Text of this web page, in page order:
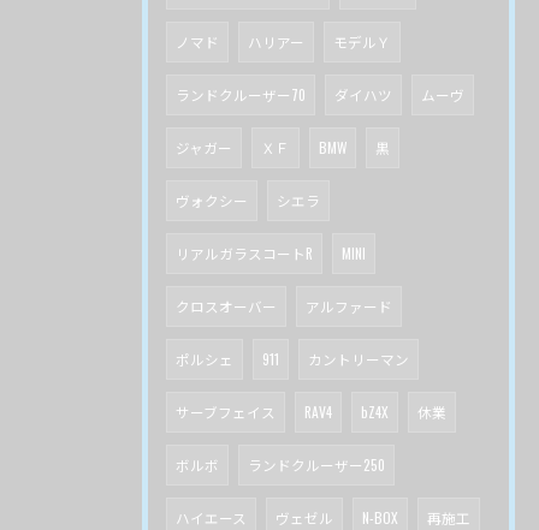
ノマド ハリアー モデルＹ
ランドクルーザー70 ダイハツ ムーヴ
ジャガー ＸＦ BMW 黒
ヴォクシー シエラ
リアルガラスコートR MINI
クロスオーバー アルファード
ポルシェ 911 カントリーマン
サーブフェイス RAV4 bZ4X 休業
ボルボ ランドクルーザー250
ハイエース ヴェゼル N-BOX 再施工